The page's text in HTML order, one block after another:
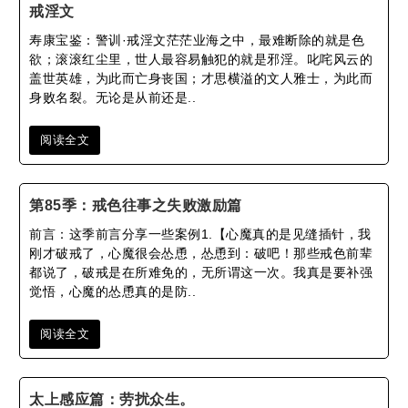
戒淫文
寿康宝鉴：警训·戒淫文茫茫业海之中，最难断除的就是色
欲；滚滚红尘里，世人最容易触犯的就是邪淫。叱咤风云的
盖世英雄，为此而亡身丧国；才思横溢的文人雅士，为此而
身败名裂。无论是从前还是..
阅读全文
第85季：戒色往事之失败激励篇
前言：这季前言分享一些案例1.【心魔真的是见缝插针，我
刚才破戒了，心魔很会怂恿，怂恿到：破吧！那些戒色前辈
都说了，破戒是在所难免的，无所谓这一次。我真是要补强
觉悟，心魔的怂恿真的是防..
阅读全文
太上感应篇：劳扰众生。